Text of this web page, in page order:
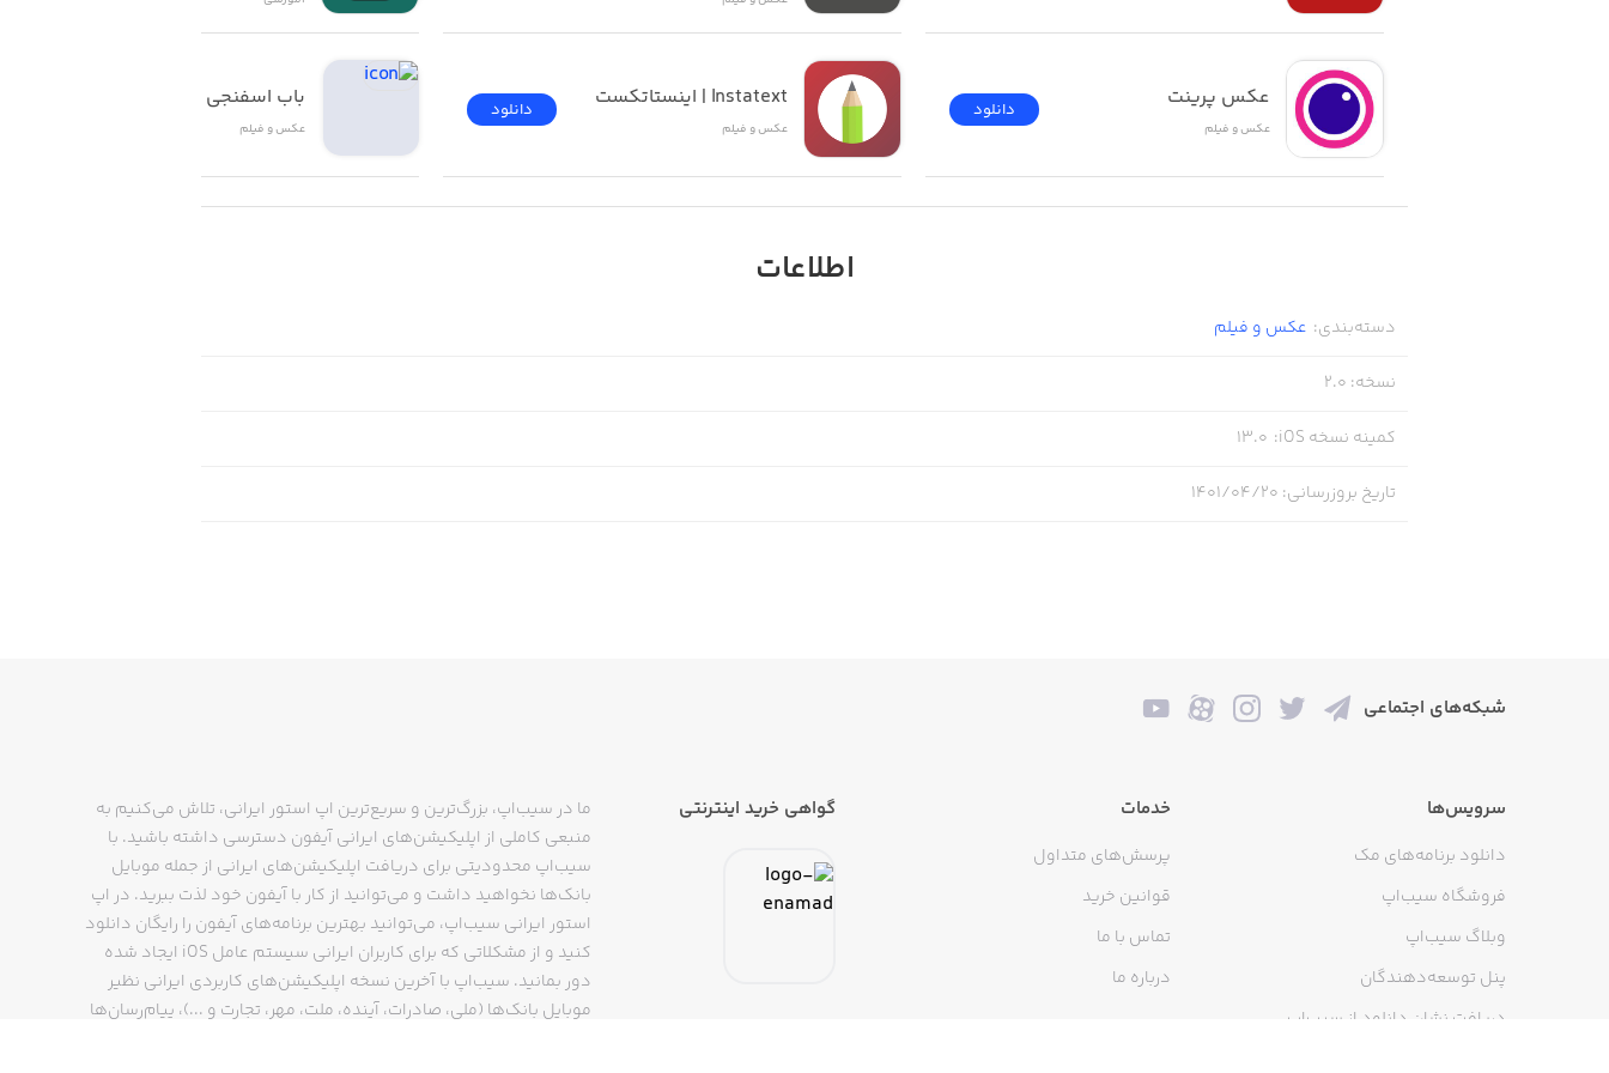
- امکان تبدیل عکس‌ها به فرمت دلخواه
- قابلیت مشاهده، ویرایش و حذف داده‌های Exif تصاویر مانند تاریخ ثبت، موقعیت جفرافیایی و…
عکس پرینت
عکس و فیلم
دانلود Instatext | اینستاتکست
عکس و فیلم
دانلود باب اسفنجی
عکس و فیلم
اطلاعات
دسته‌بندی: عکس و فیلم
نسخه:
2.0
کمینه نسخه iOS :
13.0
تاریخ بروزرسانی: ۱۴۰۱/۰۴/۲۰
شبکه‌های اجتماعی
سرویس‌ها
دانلود برنامه‌های مک
فروشگاه سیب‌اپ
وبلاگ سیب‌اپ
پنل توسعه‌دهندگان
دریافت نشان دانلود از سیب‌اپ
خدمات
پرسش‌های متداول
قوانین خرید
تماس با ما
درباره ما
گواهی خرید اینترنتی
ما در سیب‌اپ، بزرگ‌ترین و سریع‌ترین اپ استور ایرانی، تلاش می‌کنیم به
منبعی کاملی از اپلیکیشن‌های ایرانی آیفون دسترسی داشته باشید. با
سیب‌اپ محدودیتی برای دریافت اپلیکیشن‌های ایرانی از جمله موبایل
بانک‌ها نخواهید داشت و می‌توانید از کار با آیفون خود لذت ببرید. در اپ
استور ایرانی سیب‌اپ، می‌توانید بهترین برنامه‌های آیفون را رایگان دانلود
کنید و از مشکلاتی که برای کاربران ایرانی سیستم عامل iOS ایجاد شده
دور بمانید. سیب‌اپ با آخرین نسخه اپلیکیشن‌های کاربردی ایرانی نظیر
موبایل بانک‌ها (ملی، صادرات، آینده، ملت، مهر، تجارت و ...)، پیام‌رسان‌ها